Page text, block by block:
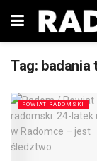
Tag: badania
POWIAT RADOMSKI